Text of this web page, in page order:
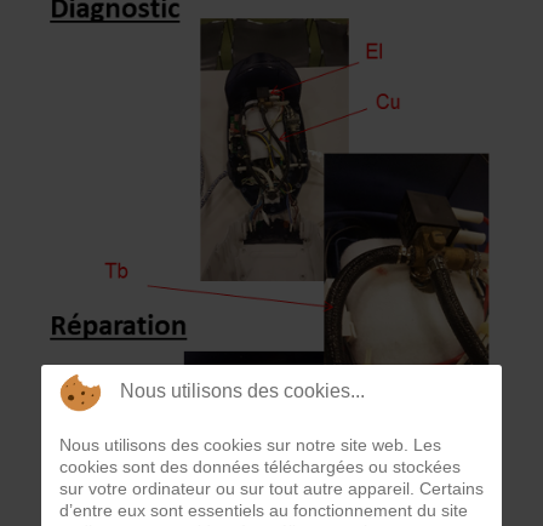
Nous utilisons des cookies...
Nous utilisons des cookies sur notre site web. Les
cookies sont des données téléchargées ou stockées
sur votre ordinateur ou sur tout autre appareil. Certains
d’entre eux sont essentiels au fonctionnement du site